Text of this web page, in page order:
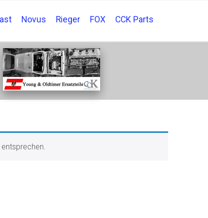
Novus Rieger FOX CCK Parts